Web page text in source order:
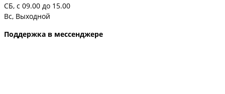
СБ, с 09.00 до 15.00
Вс, Выходной
Поддержка в мессенджере